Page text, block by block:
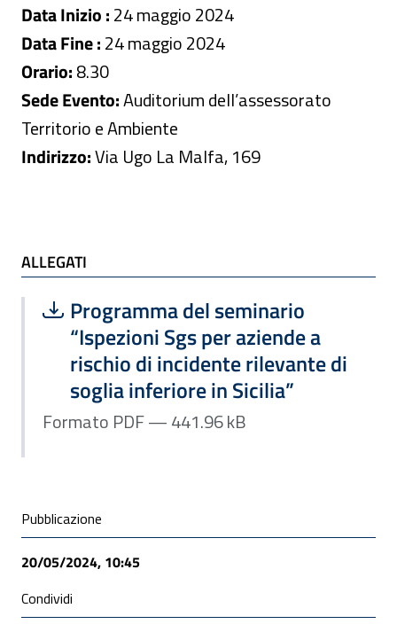
Data Inizio :24 maggio 2024
Data Fine :24 maggio 2024
Orario:8.30
Sede Evento:Auditorium dell’assessorato
Territorio e Ambiente
Indirizzo:Via Ugo La Malfa, 169
ALLEGATI
ALLEGATI
Scarica file:
Programma del seminario
“Ispezioni Sgs per aziende a
rischio di incidente rilevante di
soglia inferiore in Sicilia”
Formato PDF — Dimensione 441.96 kB
Formato PDF — 441.96 kB
Condivisione social
Pubblicazione
20/05/2024, 10:45
Condividi